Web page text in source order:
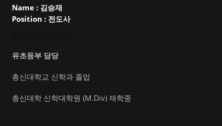
Name : 김승재
Position : 전도사
유초등부 담당
총신대학교 신학과 졸업
총신대학 신학대학원 (M.Div) 재학중